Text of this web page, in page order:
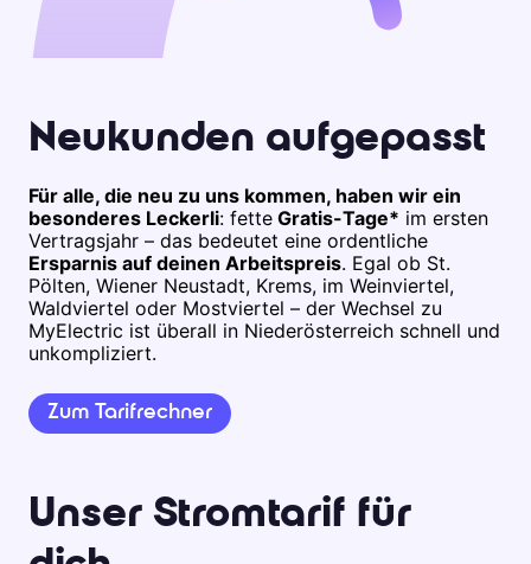
Neukunden aufgepasst
Für alle, die neu zu uns kommen, haben wir ein
besonderes Leckerli: fette Gratis-Tage* im ersten
Vertragsjahr – das bedeutet eine ordentliche
Ersparnis auf deinen Arbeitspreis. Egal ob St.
Pölten, Wiener Neustadt, Krems, im Weinviertel,
Waldviertel oder Mostviertel – der Wechsel zu
MyElectric ist überall in Niederösterreich schnell und
unkompliziert.
Zum Tarifrechner
Unser Stromtarif für